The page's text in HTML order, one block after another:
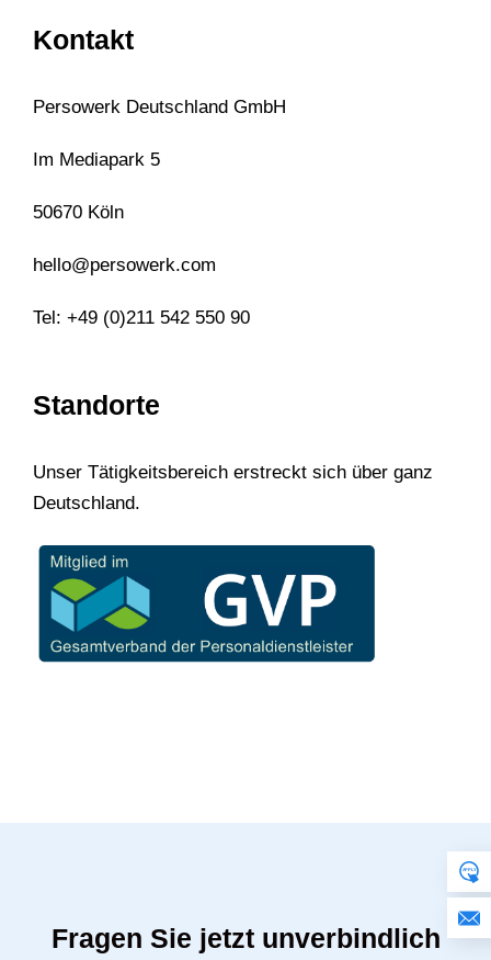
Kontakt
Persowerk Deutschland GmbH
Im Mediapark 5
50670 Köln
hello@persowerk.com
Tel: +49 (0)211 542 550 90
Standorte
Unser Tätigkeitsbereich erstreckt sich über ganz
Deutschland.
Fragen Sie jetzt unverbindlich